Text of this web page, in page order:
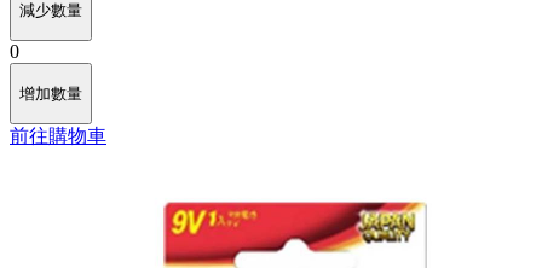
減少數量
0
增加數量
前往購物車